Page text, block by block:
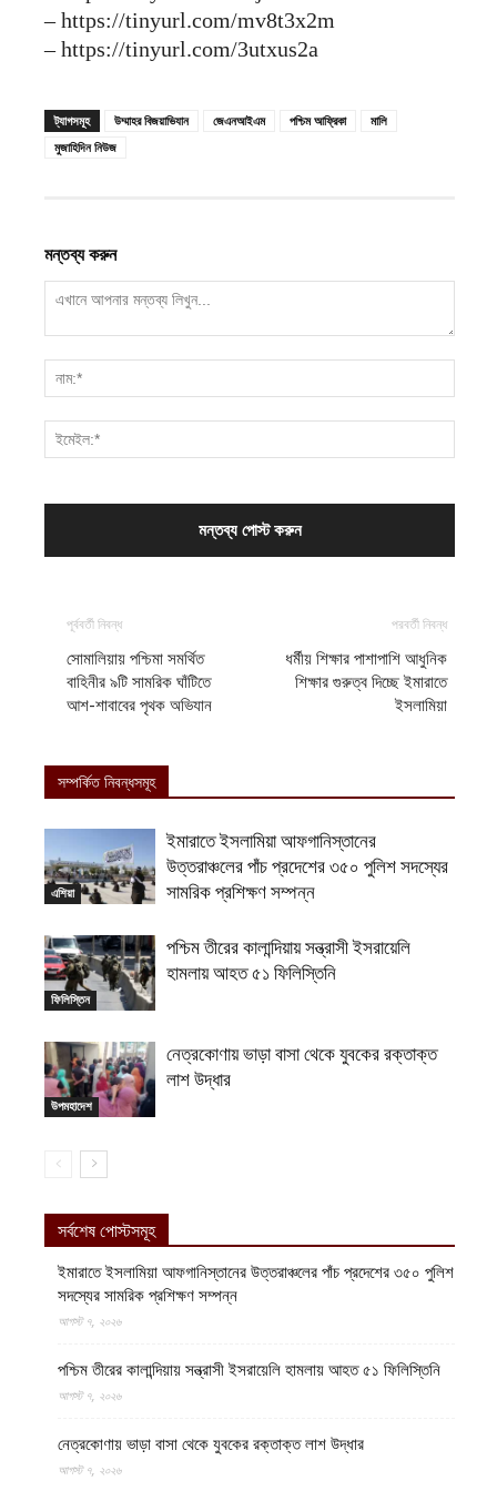
– https://tinyurl.com/mv8t3x2m
– https://tinyurl.com/3utxus2a
ট্যাগসমূহ উম্মাহর বিজয়াভিযান জেএনআইএম পশ্চিম আফ্রিকা
মালি
মুজাহিদিন নিউজ
মন্তব্য করুন
পূর্ববর্তী নিবন্ধ
সোমালিয়ায় পশ্চিমা সমর্থিত
বাহিনীর ৯টি সামরিক ঘাঁটিতে
আশ-শাবাবের পৃথক অভিযান
পরবর্তী নিবন্ধ
ধর্মীয় শিক্ষার পাশাপাশি আধুনিক
শিক্ষার গুরুত্ব দিচ্ছে ইমারাতে
ইসলামিয়া
সম্পর্কিত নিবন্ধসমূহ
এশিয়া
ইমারাতে ইসলামিয়া আফগানিস্তানের
উত্তরাঞ্চলের পাঁচ প্রদেশের ৩৫০ পুলিশ সদস্যের
সামরিক প্রশিক্ষণ সম্পন্ন
ফিলিস্তিন
পশ্চিম তীরের কালান্দিয়ায় সন্ত্রাসী ইসরায়েলি
হামলায় আহত ৫১ ফিলিস্তিনি
উপমহাদেশ
নেত্রকোণায় ভাড়া বাসা থেকে যুবকের রক্তাক্ত
লাশ উদ্ধার
সর্বশেষ পোস্টসমূহ
ইমারাতে ইসলামিয়া আফগানিস্তানের উত্তরাঞ্চলের পাঁচ প্রদেশের ৩৫০ পুলিশ
সদস্যের সামরিক প্রশিক্ষণ সম্পন্ন
আগস্ট ৭, ২০২৬
পশ্চিম তীরের কালান্দিয়ায় সন্ত্রাসী ইসরায়েলি হামলায় আহত ৫১ ফিলিস্তিনি
আগস্ট ৭, ২০২৬
নেত্রকোণায় ভাড়া বাসা থেকে যুবকের রক্তাক্ত লাশ উদ্ধার
আগস্ট ৭, ২০২৬